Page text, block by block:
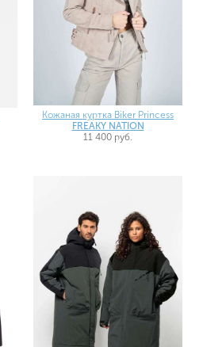
Кожаная куртка Biker Princess
FREAKY NATION
11 400 руб.